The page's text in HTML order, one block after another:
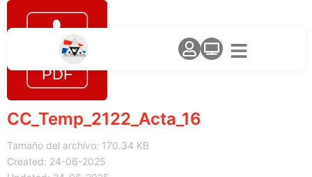
CC_Temp_2122_Acta_16
Tamaño del archivo: 170.34 KB
Created: 24-06-2025